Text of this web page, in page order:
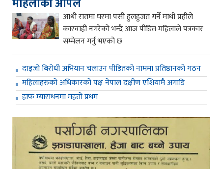
आधी रातमा घरमा पसी हुलहुजत गर्ने माथी प्रहीले
कारवाही नगरेको भन्दै आज पीडित महिलाले पत्रकार
सम्मेलन गर्नु भएको छ
दाइजो बिरोधी अभियान चलाउन पीडितको नाममा प्रतिष्ठानको गठन
महिलाहरुको अधिकारको पक्ष नेपाल दक्षीण एशियामै अगाडि
हाफ म्याराथनमा महतो प्रथम